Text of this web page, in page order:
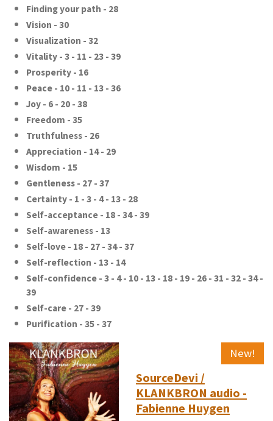
Finding your path - 28
Vision - 30
Visualization - 32
Vitality - 3 - 11 - 23 - 39
Prosperity - 16
Peace - 10 - 11 - 13 - 36
Joy - 6 - 20 - 38
Freedom - 35
Truthfulness - 26
Appreciation - 14 - 29
Wisdom - 15
Gentleness - 27 - 37
Certainty - 1 - 3 - 4 - 13 - 28
Self-acceptance - 18 - 34 - 39
Self-awareness - 13
Self-love - 18 - 27 - 34 - 37
Self-reflection - 13 - 14
Self-confidence - 3 - 4 - 10 - 13 - 18 - 19 - 26 - 31 - 32 - 34 -
39
Self-care - 27 - 39
Purification - 35 - 37
New!
SourceDevi /
KLANKBRON audio -
Fabienne Huygen